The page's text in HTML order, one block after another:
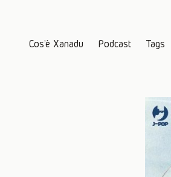
Cos'è Xanadu Podcast Tags